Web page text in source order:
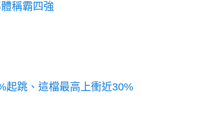
稱霸四強
起跳、這檔最高上衝近30%